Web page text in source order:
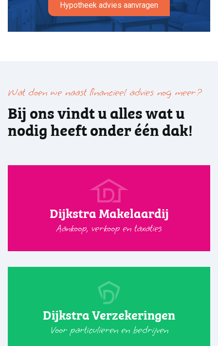
Hypotheek advies aanvragen
Wat doen we naast financieel advies nog meer?
Bij ons vindt u alles wat u
nodig heeft onder één dak!
Dijkstra Makelaardij
Aankoop, verkoop en taxaties
Dijkstra Verzekeringen
Voor particulieren en bedrijven